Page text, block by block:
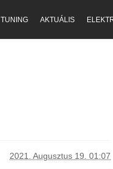
TUNING AKTUÁLIS
2021. Augusztus 19. 01:07